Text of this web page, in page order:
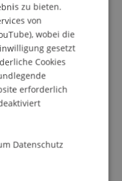
Deshalb wird
Fertigung"
von der dritten
Mit dem
zu jeder
möglich sein, auch
spezielles Know-
vollständige
erwartet.
zu bieten.
von
wobei die
gesetzt
Cookies
erforderlich
Datenschutz